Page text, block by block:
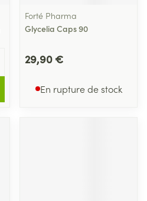
Forté Pharma
Glycelia Caps 90
29,90 €
En rupture de stock